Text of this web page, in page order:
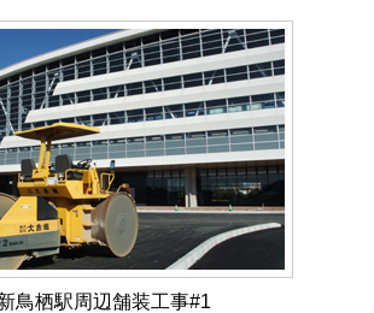
鳥栖駅周辺舗装工事#1